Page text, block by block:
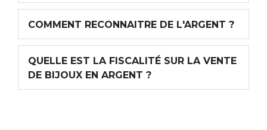
COMMENT RECONNAITRE DE L'ARGENT ?
QUELLE EST LA FISCALITÉ SUR LA VENTE
DE BIJOUX EN ARGENT ?